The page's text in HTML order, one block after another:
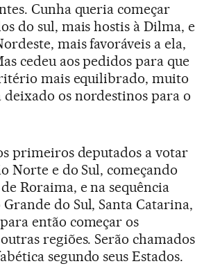
Cunha queria começar
do sul, mais hostis à Dilma, e
mais favoráveis a ela,
cedeu aos pedidos para que
mais equilibrado, muito
os nordestinos para o
primeiros deputados a votar
Norte e do Sul, começando
Roraima, e na sequência
do Sul, Santa Catarina,
então começar os
regiões. Serão chamados
segundo seus Estados.